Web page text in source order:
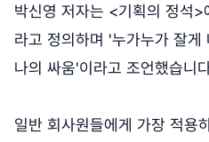
박신영 저자는 <기획의 정석
라고 정의하며 '누가누가 잘
나의 싸움'이라고 조언했습니
일반 회사원들에게 가장 적용